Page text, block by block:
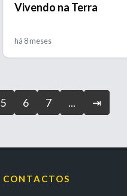
Vivendo na Terra
há 8 meses
5 6 7 ... ⇥
CONTACTOS